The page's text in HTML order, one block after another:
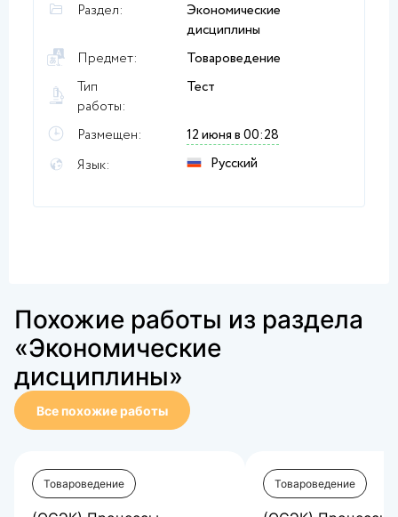
Раздел:
Экономические
дисциплины
Предмет:
Товароведение
Тип
работы:
Тест
Размещен:
12 июня в 00:28
Язык:
Русский
Похожие работы из раздела
«Экономические
дисциплины»
Все похожие работы
Товароведение Товароведение